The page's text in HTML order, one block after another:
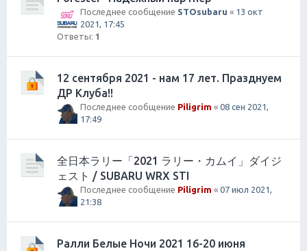
Последнее сообщение STOsubaru « 13 окт
2021, 17:45
Ответы: 1
12 сентября 2021 - нам 17 лет. Празднуем
ДР Клуба!!
Последнее сообщение Piligrim « 08 сен 2021,
17:49
全日本ラリー「2021 ラリー・カムイ」ダイジ
ェスト / SUBARU WRX STI
Последнее сообщение Piligrim « 07 июл 2021,
21:38
Ралли Белые Ночи 2021 16-20 июня